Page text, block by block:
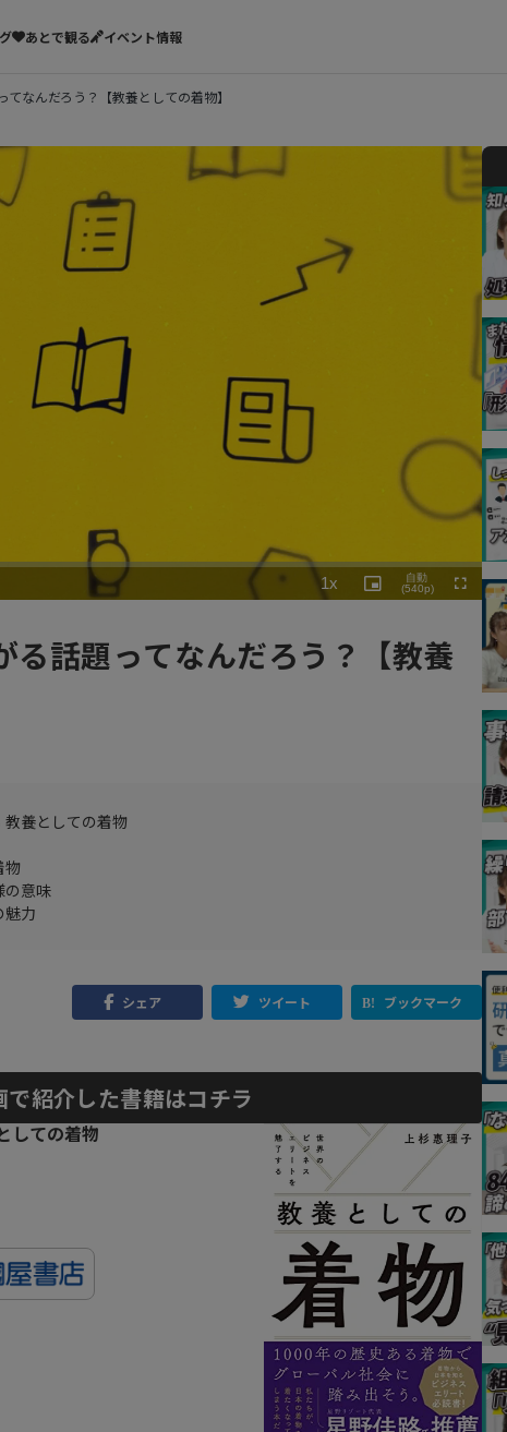
あとで観る イベント情報
なんだろう？【教養としての着物】
1x
Rate
Picture-
in-
自動
(540p)
Fullscreen
る話題ってなんだろう？【教養
養としての着物
物
の意味
魅力
シェア ツイート ブックマーク
で紹介した書籍はコチラ
しての着物